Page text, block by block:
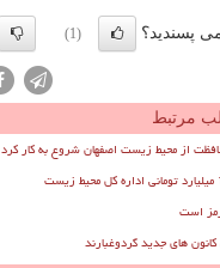
پسندید؟ (1)
مرتبط
از محیط زیست اصفهان شروع به کار کرد
است
های جدید گردوغبارند